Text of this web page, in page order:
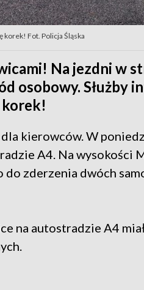
korek! Fot. Policja Śląska
Na jezdni w
osobowy. Służby
kierowców. W
A4. Na wysokości
zderzenia dwóch
na autostradzie A4